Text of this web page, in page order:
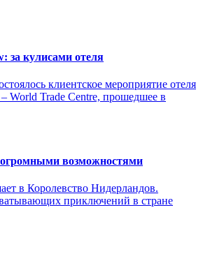
за кулисами отеля
клиентское мероприятие отеля
World Trade Centre, прошедшее в
возможностями
в Королевство Нидерландов.
приключений в стране